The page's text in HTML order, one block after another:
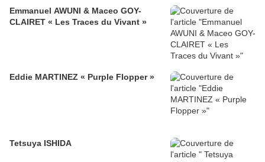
Emmanuel AWUNI & Maceo GOY-
CLAIRET « Les Traces du Vivant »
Eddie MARTINEZ « Purple Flopper »
Tetsuya ISHIDA